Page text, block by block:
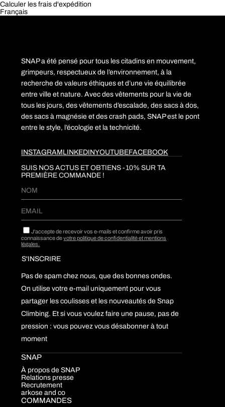
Calculer les frais d'expédition
Français
SNAP a été pensé pour tous les citadins en mouvement,
grimpeurs, respectueux de l’environnement, à la
recherche de valeurs éthiques et d’une vie équilibrée
entre ville et nature. Avec des vêtements pour la vie de
tous les jours, des vêtements d’escalade, des sacs à dos,
des sacs à magnésie et des crash pads, SNAP est le pont
entre le style, l’écologie et la technicité.
INSTAGRAMLINKEDINYOUTUBEFACEBOOK
SUIS NOS ACTUS ET OBTIENS -10% SUR TA
PREMIÈRE COMMANDE !​
J'accepte de recevoir vos e-mails et confirme avoir pris
connaissance devotre politique de confidentialité et mentions
légales.
Pas de spam chez nous, que des bonnes ondes.
On utilise votre e-mail uniquement pour vous
partager les coulisses et les nouveautés de Snap
Climbing. Et si vous voulez faire une pause, pas de
pression : vous pouvez vous désabonner à tout
moment
SNAP
À propos de SNAP
Relations presse
Recrutement
arkose and co
COMMANDES